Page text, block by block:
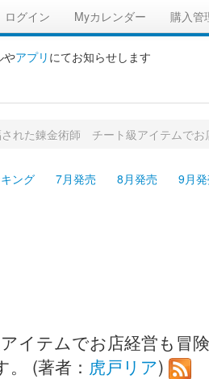
ログイン Myカレンダー 購入管
やアプリ にてお知らせします
れた錬金術師 チート級アイテムでお
ング 7月発売 8月発売 9月
テムでお店経営も冒
(著者： 虎戸リア)